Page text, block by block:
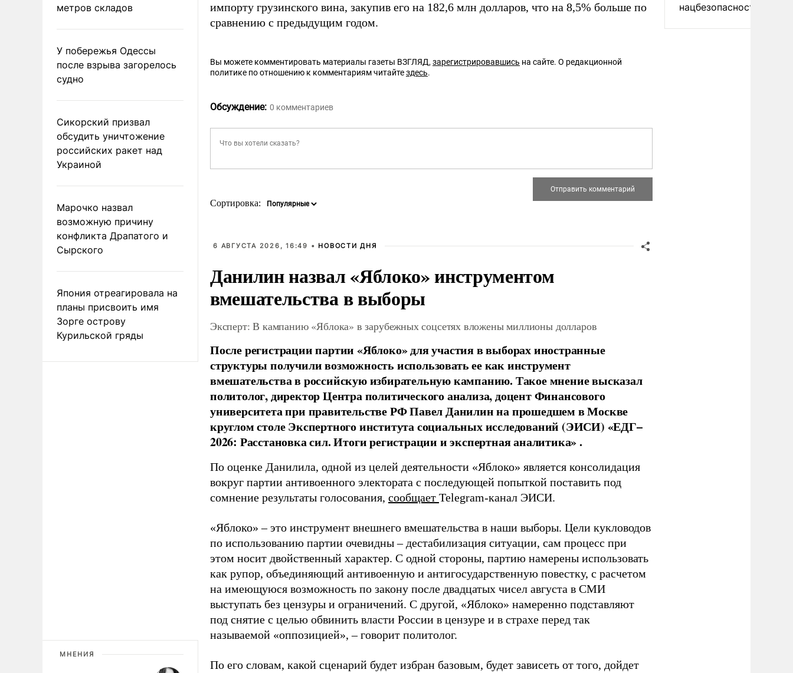
метров складов
У побережья Одессы
после взрыва загорелось
судно
Сикорский призвал
обсудить уничтожение
российских ракет над
Украиной
Марочко назвал
возможную причину
конфликта Драпатого и
Сырского
Япония отреагировала на
планы присвоить имя
Зорге острову
Курильской гряды
МНЕНИЯ
импорту грузинского вина, закупив его на 182,6 млн долларов, что на 8,5% больше по
сравнению с предыдущим годом.
Вы можете комментировать материалы газеты ВЗГЛЯД, зарегистрировавшись на сайте. О редакционной
политике по отношению к комментариям читайтездесь.
Обсуждение: 0 комментариев
Сортировка:
6 АВГУСТА 2026, 16:49 • НОВОСТИ ДНЯ
Данилин назвал «Яблоко» инструментом
вмешательства в выборы
Эксперт: В кампанию «Яблока» в зарубежных соцсетях вложены миллионы долларов
После регистрации партии «Яблоко» для участия в выборах иностранные
структуры получили возможность использовать ее как инструмент
вмешательства в российскую избирательную кампанию. Такое мнение высказал
политолог, директор Центра политического анализа, доцент Финансового
университета при правительстве РФ Павел Данилин на прошедшем в Москве
круглом столе Экспертного института социальных исследований (ЭИСИ) «ЕДГ–
2026: Расстановка сил. Итоги регистрации и экспертная аналитика» .
По оценке Данилила, одной из целей деятельности «Яблоко» является консолидация
вокруг партии антивоенного электората с последующей попыткой поставить под
сомнение результаты голосования, сообщает Telegram-канал ЭИСИ.
«Яблоко» – это инструмент внешнего вмешательства в наши выборы. Цели кукловодов
по использованию партии очевидны – дестабилизация ситуации, сам процесс при
этом носит двойственный характер. С одной стороны, партию намерены использовать
как рупор, объединяющий антивоенную и антигосударственную повестку, с расчетом
на имеющуюся возможность по закону после двадцатых чисел августа в СМИ
выступать без цензуры и ограничений. С другой, «Яблоко» намеренно подставляют
под снятие с целью обвинить власти России в цензуре и в страхе перед так
называемой «оппозицией», – говорит политолог.
По его словам, какой сценарий будет избран базовым, будет зависеть от того, дойдет
нацбезопасности